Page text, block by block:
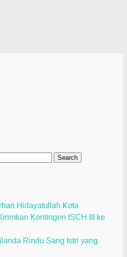
Hidayatullah Kota
Kontingen ISCH III ke
Rindu Sang Istri yang